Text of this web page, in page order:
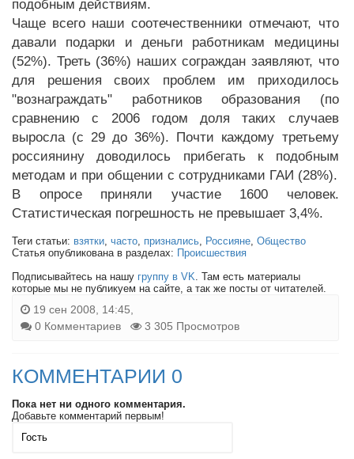
подобным действиям.
Чаще всего наши соотечественники отмечают, что
давали подарки и деньги работникам медицины
(52%). Треть (36%) наших сограждан заявляют, что
для решения своих проблем им приходилось
"вознаграждать" работников образования (по
сравнению с 2006 годом доля таких случаев
выросла (с 29 до 36%). Почти каждому третьему
россиянину доводилось прибегать к подобным
методам и при общении с сотрудниками ГАИ (28%).
В опросе приняли участие 1600 человек.
Статистическая погрешность не превышает 3,4%.
Теги статьи: взятки часто признались Россияне Общество
Статья опубликована в разделах: Происшествия
Подписывайтесь на нашу группу в VK . Там есть материалы
которые мы не публикуем на сайте, а так же посты от читателей.
19 сен 2008, 14:45,
0 Комментариев
3 305 Просмотров
КОММЕНТАРИИ 0
Пока нет ни одного комментария.
Добавьте комментарий первым!